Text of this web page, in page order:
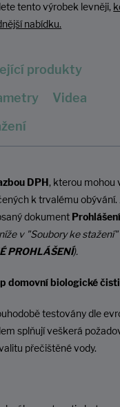
tento výrobek levněji,
nabídku.
produkty
Videa
DPH , kterou mohou
k trvalému obývání.
dokument
v "Soubory ke stažení"
PROHLÁŠENÍ).
domovní biologické
testovány dle
splňují veškerá
přečištěné vody.